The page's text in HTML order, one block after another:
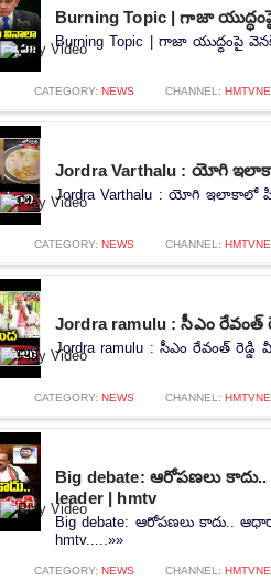
Burning Topic | గాజా
Burning Topic | గాజా యుద్ధంపై
CATEGORY: NEWS CHANNEL:
Jordra Varthalu : యోగి
Jordra Varthalu : యోగి ఇలాకాలో
CATEGORY: NEWS CHANNEL:
Jordra ramulu : సీఎం రేవంత్
Jordra ramulu : సీఎం రేవంత్ రెడ్డి
CATEGORY: NEWS CHANNEL:
Big debate: ఆరోపణలు
leader | hmtv
Big debate: ఆరోపణలు కాదు..
hmtv.....»»
CATEGORY: NEWS CHANNEL: